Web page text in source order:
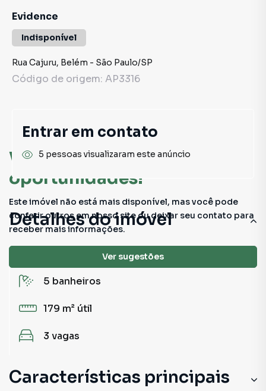
Você pode encontrar novas
oportunidades!
Este imóvel não está mais disponível, mas você pode
conferir outros em nosso site ou deixar seu contato para
receber mais informações.
Ver sugestões
Detalhes do imóvel
(3 suítes)
5 banheiros
179 m² útil
3 vagas
Características principais
Evidence
Indisponível
Rua Cajuru, Belém - São Paulo/SP
Código de origem: AP3316
Entrar em contato
5 pessoas visualizaram este anúncio